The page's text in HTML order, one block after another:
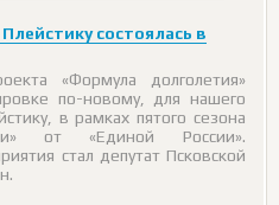
состоялась в
«Формула долголетия»
по-новому, для нашего
в рамках пятого сезона
от «Единой России».
стал депутат Псковской